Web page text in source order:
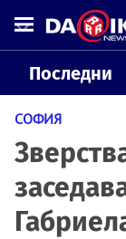
Последни
СОФИЯ